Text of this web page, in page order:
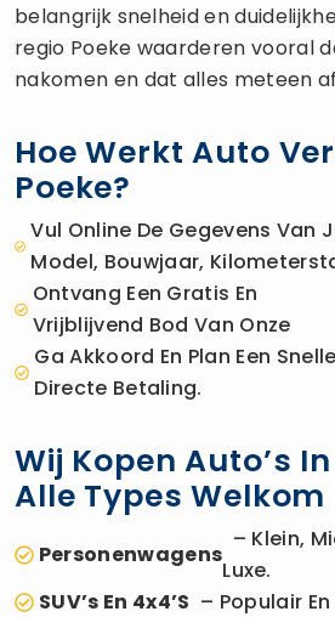
belangrijk snelheid en
regio Poeke waarderen vooral
nakomen en dat alles meteen
Hoe Werkt Auto
Poeke?
Vul Online De Gegevens Van
Model, Bouwjaar,
Ontvang Een Gratis En
Vrijblijvend Bod Van Onze
Ga Akkoord En Plan Een
Directe Betaling.
Wij Kopen Auto’s
Alle Types Welkom
Personenwagens
– Klein,
Luxe.
SUV’s En 4x4’s – Populair